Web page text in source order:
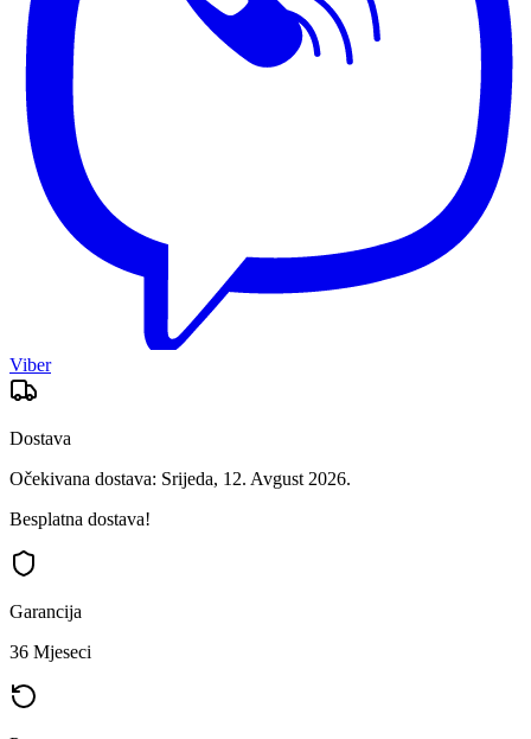
Viber
Dostava
Očekivana dostava: Srijeda, 12. Avgust 2026.
Besplatna dostava!
Garancija
36 Mjeseci